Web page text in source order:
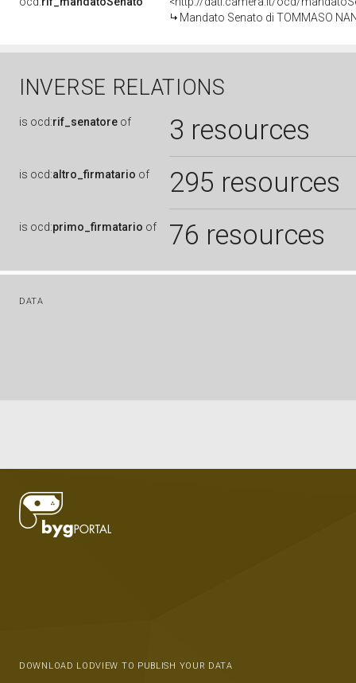
Mandato Senato di TOMMASO
INVERSE RELATIONS
is ocd:rif_senatore of 3 resources
is ocd:altro_firmatario of 295 resources
is ocd:primo_firmatario of 76 resources
DATA
DOWNLOAD LODVIEW TO PUBLISH YOUR DATA